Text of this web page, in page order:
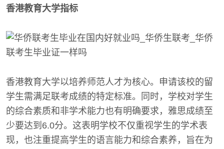
香港教育大学指标
香港教育大学以培养师范人才为核心。申请该校的留
学生需满足联考成绩的特定标准。同时，学校对学生
的综合素质和非学术能力也有明确要求，雅思成绩至
少要达到6.0分。这表明学校不仅重视学生的学术表
现，也注重提高学生的语言能力和综合素养，旨在为